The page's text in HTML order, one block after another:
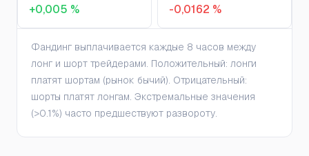
+0,005 % -0,0162 %
Фандинг выплачивается каждые 8 часов между
лонг и шорт трейдерами. Положительный: лонги
платят шортам (рынок бычий). Отрицательный:
шорты платят лонгам. Экстремальные значения
(>0.1%) часто предшествуют развороту.